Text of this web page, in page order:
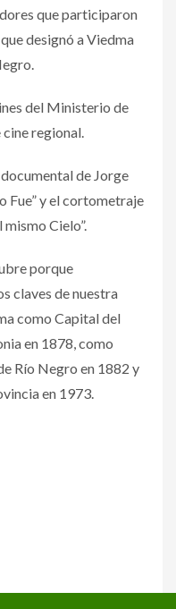
que participaron
designó a Viedma
del Ministerio de
regional.
de Jorge
Fue” y el cortometraje
Cielo”.
porque
claves de nuestra
como Capital del
en 1878, como
Río Negro en 1882 y
en 1973.